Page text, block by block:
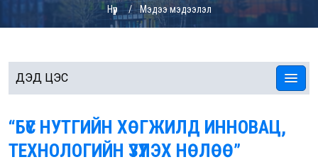
Нүүр Мэдээ мэдээлэл
ДЭД ЦЭС
“БҮС НУТГИЙН ХӨГЖИЛД ИННОВАЦ,
ТЕХНОЛОГИЙН ҮЗҮҮЛЭХ НӨЛӨӨ”